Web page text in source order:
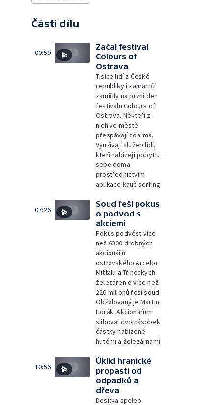
Části dílu
00:59
Začal festival
Colours of
Ostrava
Tisíce lidí z České
republiky i zahraničí
zamířily na první den
festivalu Colours of
Ostrava. Někteří z
nich ve městě
přespávají zdarma.
Využívají služeb lidí,
kteří nabízejí pobyt u
sebe doma
prostřednictvím
aplikace kauč serfing.
07:26
Soud řeší pokus
o podvod s
akciemi
Pokus podvést více
než 6300 drobných
akcionářů
ostravského Arcelor
Mittalu a Třineckých
železáren o více než
220 milionů řeší soud.
Obžalovaný je Martin
Horák. Akcionářům
sliboval dvojnásobek
částky nabízené
hutěmi a železárnami.
10:56
Úklid hranické
propasti od
odpadků a
dřeva
Desítka speleo